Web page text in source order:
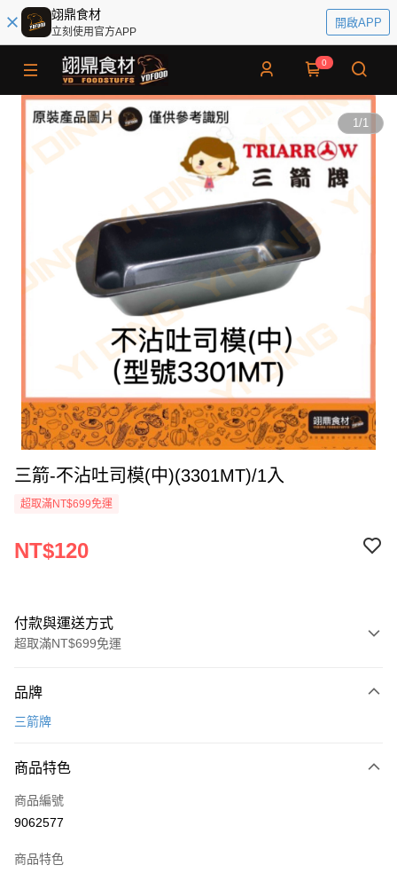
翊鼎食材
立刻使用官方APP
開啟APP
0
1/1
三箭-不沾吐司模(中)(3301MT)/1入
超取滿NT$699免運
NT$120
付款與運送方式
超取滿NT$699免運
信用卡一次付款
運送方式
• 付款後全家取貨
• 付款後7-11取貨
品牌
三箭牌
商品特色
商品編號
9062577
商品特色